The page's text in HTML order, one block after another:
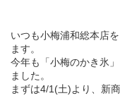
いつも小梅浦和総本店
ます。
今年も「小梅のかき氷
ました。
まずは4/1(土)より、新